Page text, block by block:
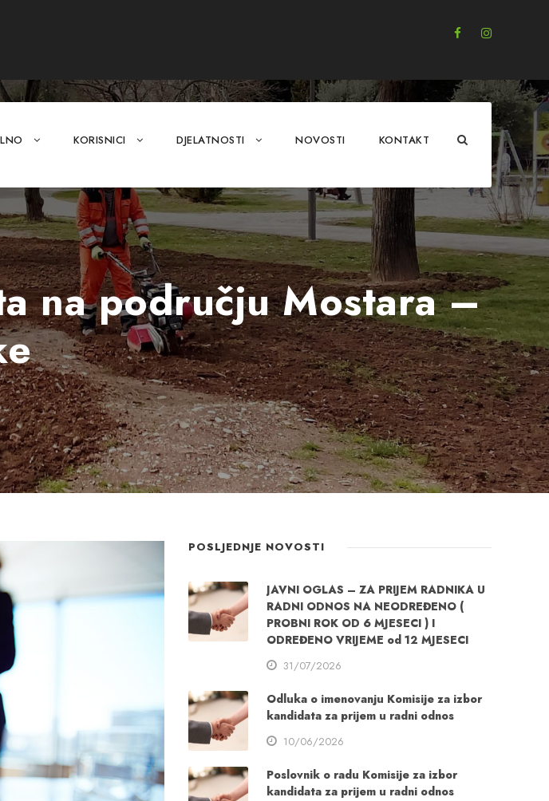
KORISNICI DJELATNOSTI NOVOSTI KONTAKT
na području Mostara –
POSLJEDNJE NOVOSTI
JAVNI OGLAS – ZA PRIJEM RADNIKA U
RADNI ODNOS NA NEODREĐENO (
PROBNI ROK OD 6 MJESECI ) I
ODREĐENO VRIJEME od 12 MJESECI
31/07/2026
Odluka o imenovanju Komisije za izbor
kandidata za prijem u radni odnos
10/06/2026
Poslovnik o radu Komisije za izbor
kandidata za prijem u radni odnos